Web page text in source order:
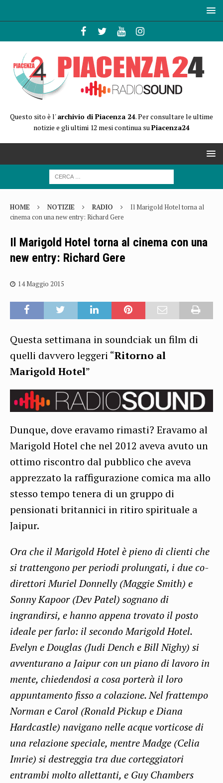
Questo sito è l'archivio di Piacenza 24. Per consultare le ultime
notizie e gli ultimi 12 mesi continua suPiacenza24
HOME NOTIZIE RADIO
Il Marigold Hotel torna al
cinema con una new entry: Richard Gere
Il Marigold Hotel torna al cinema con una
new entry: Richard Gere
14 Maggio 2015
Questa settimana in soundciak un film di
quelli davvero leggeri “Ritorno al
Marigold Hotel”
Dunque, dove eravamo rimasti? Eravamo al
Marigold Hotel che nel 2012 aveva avuto un
ottimo riscontro dal pubblico che aveva
apprezzato la raffigurazione comica ma allo
stesso tempo tenera di un gruppo di
pensionati britannici in ritiro spirituale a
Jaipur.
Ora che ilMarigoldHotel è pieno di clienti che
si trattengono per periodi prolungati, i due co-
direttoriMurielDonnelly(MaggieSmith) e
SonnyKapoor(DevPatel) sognano di
ingrandirsi, e hanno appena trovato il posto
ideale per farlo: il secondoMarigoldHotel.
Evelyn eDouglas (JudiDench e BillNighy) si
avventurano a Jaipurcon un piano di lavoro in
mente, chiedendosia cosa porterà il loro
appuntamento fisso a colazione. Nel frattempo
Norman e Carol (RonaldPickupe Diana
Hardcastle) navigano nelle acque vorticose di
una relazione speciale, mentreMadge (Celia
Imrie) si destreggia tra due corteggiatori
entrambi molto allettanti, e Guy Chambers